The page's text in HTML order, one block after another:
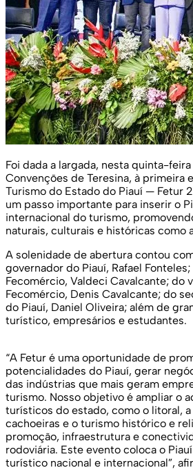
Foi dada a largada, nesta quinta-
Convenções de Teresina, à primeira
Turismo do Estado do Piauí — Fetur
um passo importante para inserir o
internacional do turismo,
naturais, culturais e históricas como
A solenidade de abertura contou
governador do Piauí, Rafael
Fecomércio, Valdeci Cavalcante; do
Fecomércio, Denis Cavalcante; do
do Piauí, Daniel Oliveira; além de
turístico, empresários e estudantes.
“A Fetur é uma oportunidade de
potencialidades do Piauí, gerar
das indústrias que mais geram
turismo. Nosso objetivo é ampliar o
turísticos do estado, como o litoral, a
cachoeiras e o turismo histórico e
promoção, infraestrutura e
rodoviária. Este evento coloca o
turístico nacional e internacional”,